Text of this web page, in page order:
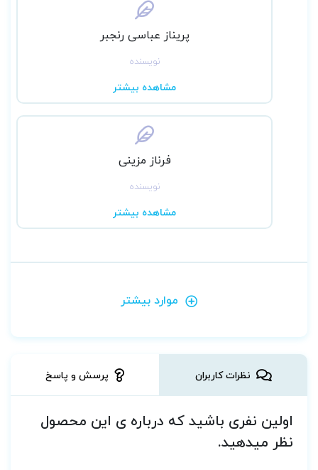
پریناز عباسی رنجبر
نویسنده
مشاهده بیشتر
فرناز مزینی
نویسنده
مشاهده بیشتر
موارد بیشتر
نظرات کاربران پرسش و پاسخ
اولین نفری باشید که درباره ی این محصول
نظر میدهید.